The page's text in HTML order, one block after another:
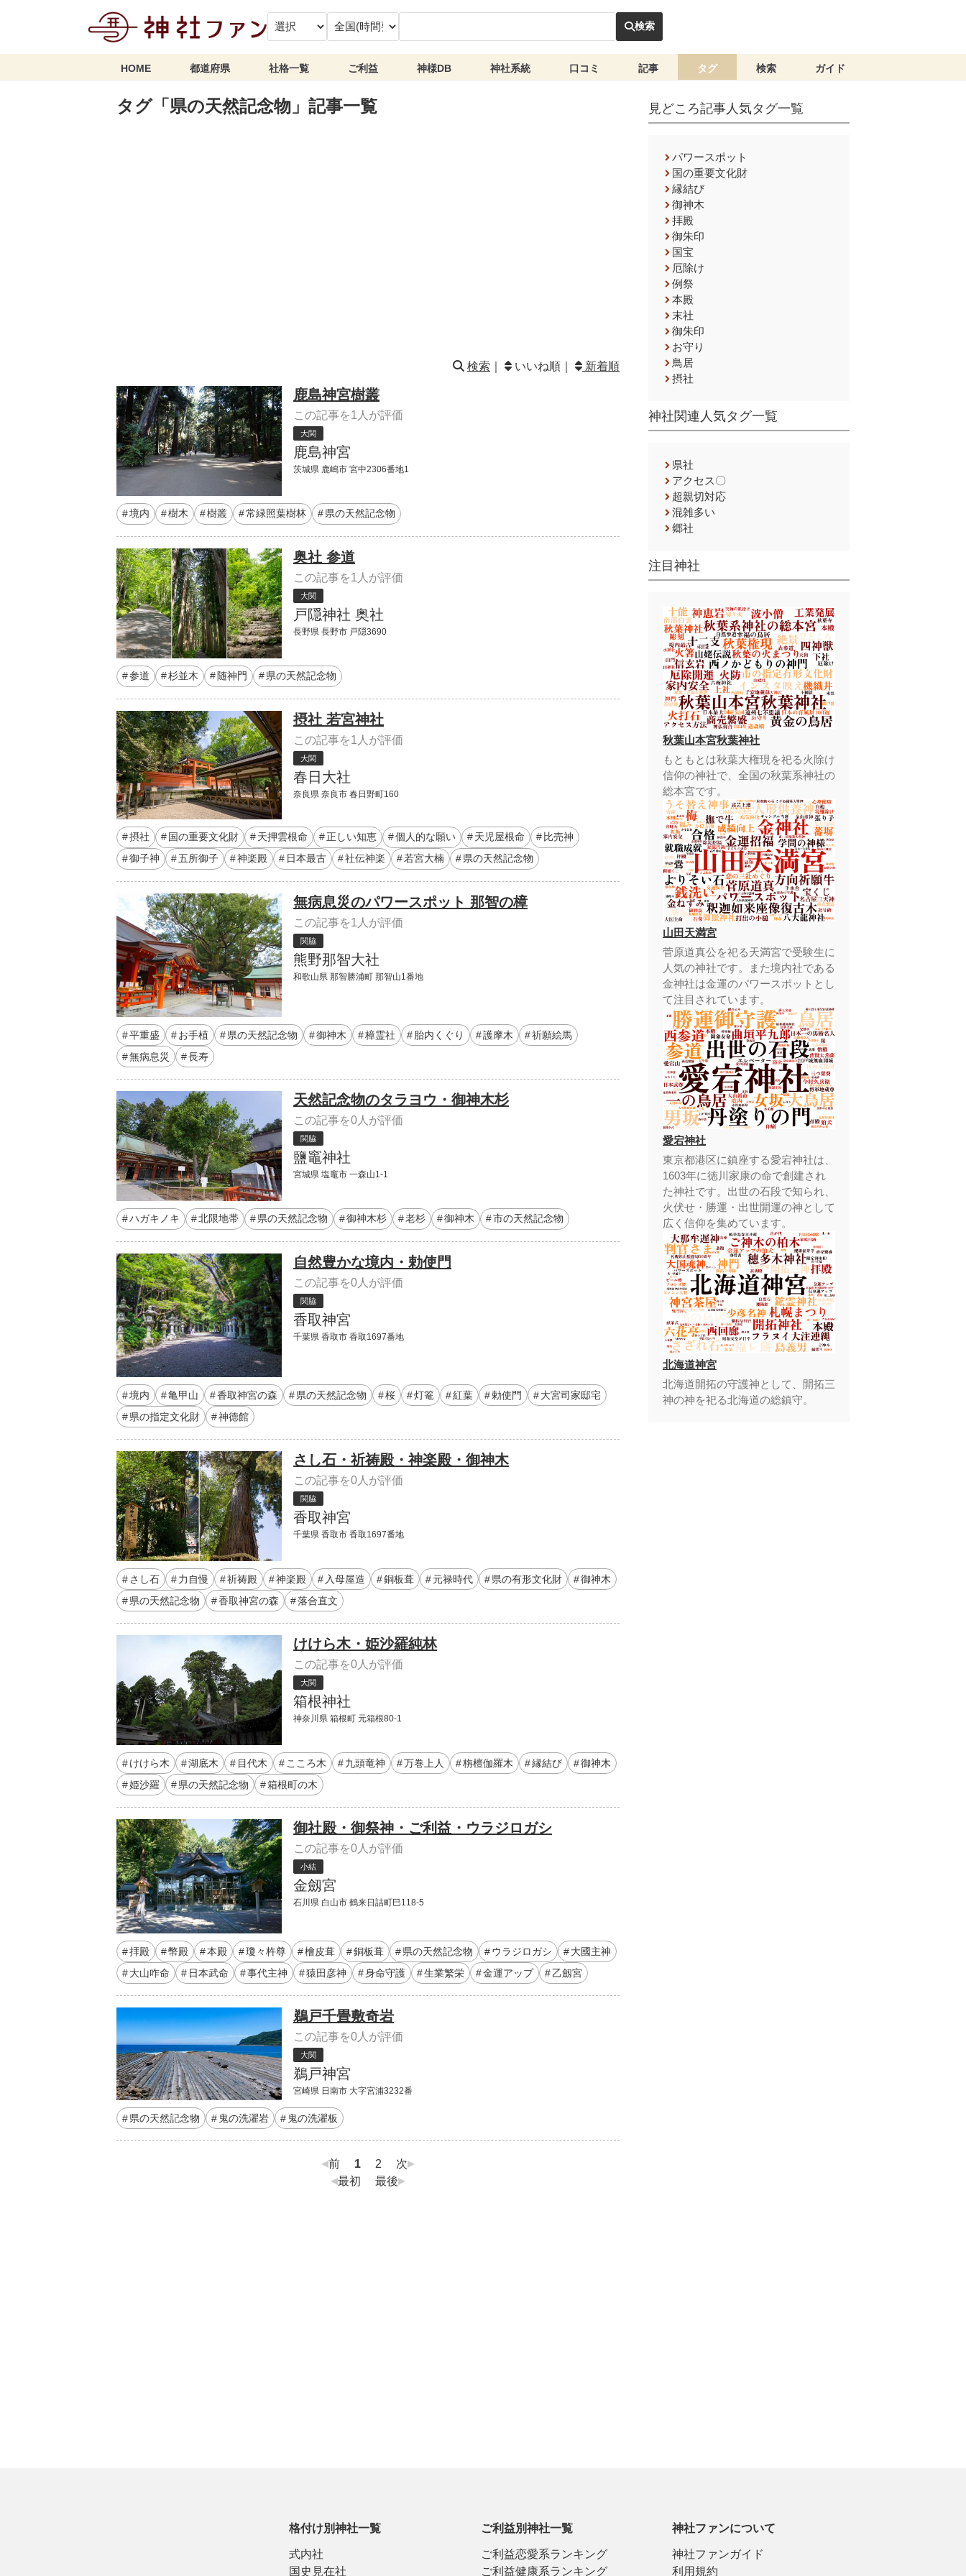
検索
HOME 都道府県 社格一覧 ご利益 神様DB 神社系統 口コミ 記事 タグ 検索 ガイド
タグ「県の天然記念物」記事一覧
検索 いいね順｜ 新着順
鹿島神宮樹叢
この記事を1人が評価
大関
鹿島神宮
茨城県 鹿嶋市 宮中2306番地1
境内 樹木 樹叢 常緑照葉樹林 県の天然記念物
奥社 参道
この記事を1人が評価
大関
戸隠神社 奥社
長野県 長野市 戸隠3690
参道 杉並木 随神門 県の天然記念物
摂社 若宮神社
この記事を1人が評価
大関
春日大社
奈良県 奈良市 春日野町160
摂社 国の重要文化財 天押雲根命 正しい知恵 個人的な願い 天児屋根命
比売神
御子神
五所御子 神楽殿 日本最古 社伝神楽 若宮大楠 県の天然記念物
無病息災のパワースポット 那智の樟
この記事を1人が評価
関脇
熊野那智大社
和歌山県 那智勝浦町 那智山1番地
平重盛 お手植 県の天然記念物 御神木 樟霊社 胎内くぐり 護摩木
祈願絵馬
無病息災
長寿
天然記念物のタラヨウ・御神木杉
この記事を0人が評価
関脇
鹽竈神社
宮城県 塩竈市 一森山1-1
ハガキノキ 北限地帯 県の天然記念物 御神木杉 老杉 御神木 市の天然記念物
自然豊かな境内・勅使門
この記事を0人が評価
関脇
香取神宮
千葉県 香取市 香取1697番地
境内 亀甲山 香取神宮の森 県の天然記念物 桜 灯篭 紅葉 勅使門
大宮司家邸宅
県の指定文化財
神徳館
さし石・祈祷殿・神楽殿・御神木
この記事を0人が評価
関脇
香取神宮
千葉県 香取市 香取1697番地
さし石 力自慢 祈祷殿 神楽殿 入母屋造 銅板葺 元禄時代 県の有形文化財
御神木
県の天然記念物
香取神宮の森 落合直文
けけら木・姫沙羅純林
この記事を0人が評価
大関
箱根神社
神奈川県 箱根町 元箱根80-1
けけら木 湖底木 目代木 こころ木 九頭竜神 万巻上人 栴檀伽羅木 縁結び
御神木
姫沙羅
県の天然記念物 箱根町の木
御社殿・御祭神・ご利益・ウラジロガシ
この記事を0人が評価
小結
金劔宮
石川県 白山市 鶴来日詰町巳118-5
拝殿 幣殿 本殿 瓊々杵尊 檜皮葺 銅板葺 県の天然記念物 ウラジロガシ
大國主神
大山咋命
日本武命 事代主神 猿田彦神 身命守護 生業繁栄 金運アップ 乙劔宮
鵜戸千畳敷奇岩
この記事を0人が評価
大関
鵜戸神宮
宮崎県 日南市 大字宮浦3232番
県の天然記念物 鬼の洗濯岩 鬼の洗濯板
前 1 2
次
最初
最後
見どころ記事人気タグ一覧
パワースポット
国の重要文化財
縁結び
御神木
拝殿
御朱印
国宝
厄除け
例祭
本殿
末社
御朱印
お守り
鳥居
摂社
神社関連人気タグ一覧
県社
アクセス〇
超親切対応
混雑多い
郷社
注目神社
秋葉山本宮秋葉神社
もともとは秋葉大権現を祀る火除け
信仰の神社で、全国の秋葉系神社の
総本宮です。
山田天満宮
菅原道真公を祀る天満宮で受験生に
人気の神社です。また境内社である
金神社は金運のパワースポットとし
て注目されています。
愛宕神社
東京都港区に鎮座する愛宕神社は、
1603年に徳川家康の命で創建され
た神社です。出世の石段で知られ、
火伏せ・勝運・出世開運の神として
広く信仰を集めています。
北海道神宮
北海道開拓の守護神として、開拓三
神の神を祀る北海道の総鎮守。
格付け別神社一覧
式内社
国史見在社
ご利益別神社一覧
ご利益恋愛系ランキング
ご利益健康系ランキング
神社ファンについて
神社ファンガイド
利用規約